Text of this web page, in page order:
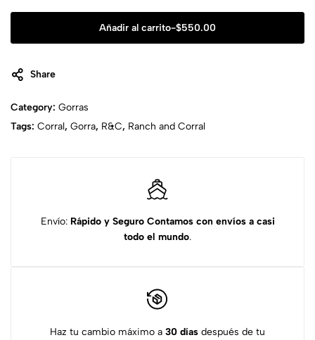
Añadir al carrito-$550.00
Share
Category: Gorras
Tags: Corral, Gorra, R&C, Ranch and Corral
Envío: Rápido y Seguro Contamos con envíos a casi
todo el mundo.
Haz tu cambio máximo a 30 días después de tu